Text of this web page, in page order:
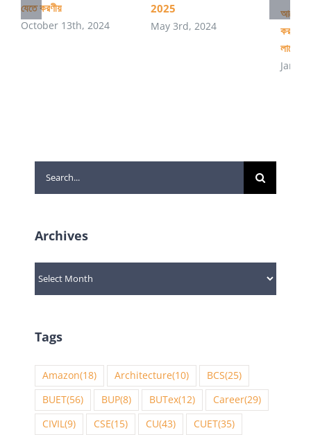
যেতে করণীয়
October 13th, 2024
2025
May 3rd, 2024
করার
লাগে?
Search
for:
Archives
Archives
Tags
Amazon(18) Architecture(10) BCS(25)
BUET(56) BUP(8) BUTex(12) Career(29)
CIVIL (9) CSE(15) CU(43) CUET(35)